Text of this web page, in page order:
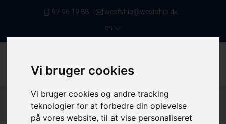
Vi bruger cookies
Vi bruger cookies og andre tracking
teknologier for at forbedre din oplevelse
på vores website, til at vise personaliseret
97 96 19 88
westship@westship.dk
en
Front Page / Saleslist / Trawlers From 12,00 To 16,99 Meters
/ 4431